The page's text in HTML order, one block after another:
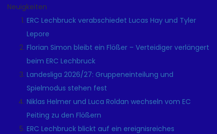
Neuigkeiten
ERC Lechbruck verabschiedet Lucas Hay und Tyler
Lepore
Florian Simon bleibt ein Flößer – Verteidiger verlängert
beim ERC Lechbruck
Landesliga 2026/27: Gruppeneinteilung und
Spielmodus stehen fest
Niklas Helmer und Luca Roldan wechseln vom EC
Peiting zu den Flößern
ERC Lechbruck blickt auf ein ereignisreiches